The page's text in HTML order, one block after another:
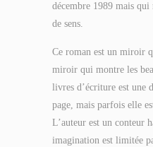
décembre 1989 mais
de sens.
Ce roman est un miroir
miroir qui montre les
livres d’écriture est une
page, mais parfois elle
L’auteur est un conteur
imagination est limitée